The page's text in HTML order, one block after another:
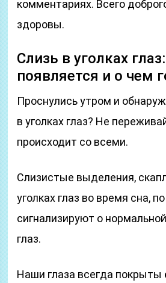
комментариях. Всего
здоровы.
Слизь в уголках
появляется и о чем
Проснулись утром и
в уголках глаз? Не
происходит со всеми.
Слизистые выделения,
уголках глаз во время сна,
сигнализируют о
глаз.
Наши глаза всегда покрыты